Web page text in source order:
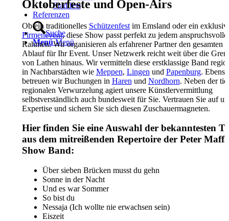
Stadtfest
Referenzen
Suche
Menü Menü
Oktoberfeste und Open-Airs
Ob ein traditionelles Schützenfestim Emsland oder ein
Firmenevent, diese Show passt perfekt zu jedem
Rahmen. Wir organisieren als erfahrener Partner den gesamten
Ablauf für Ihr Event. Unser Netzwerk reicht weit über die
von Lathen hinaus. Wir vermitteln diese erstklassige Band
in Nachbarstädten wie Meppen, Lingen und Papenburg. Ebenso
betreuen wir Buchungen in Haren und Nordhorn. Neben der
regionalen Verwurzelung agiert unsere Künstlervermittlung
selbstverständlich auch bundesweit für Sie. Vertrauen Sie auf
Expertise und sichern Sie sich diesen Zuschauermagneten.
Hier finden Sie eine Auswahl der bekanntesten
aus dem mitreißenden Repertoire der Peter
Show Band:
Über sieben Brücken musst du gehn
Sonne in der Nacht
Und es war Sommer
So bist du
Nessaja (Ich wollte nie erwachsen sein)
Eiszeit